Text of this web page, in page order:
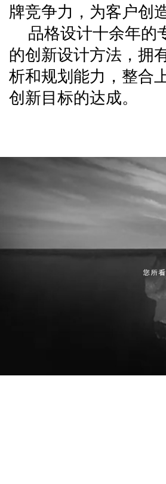
牌竞争力，为客户创
品格设计十余年的
的创新设计方法，拥
析和规划能力，整合
创新目标的达成。